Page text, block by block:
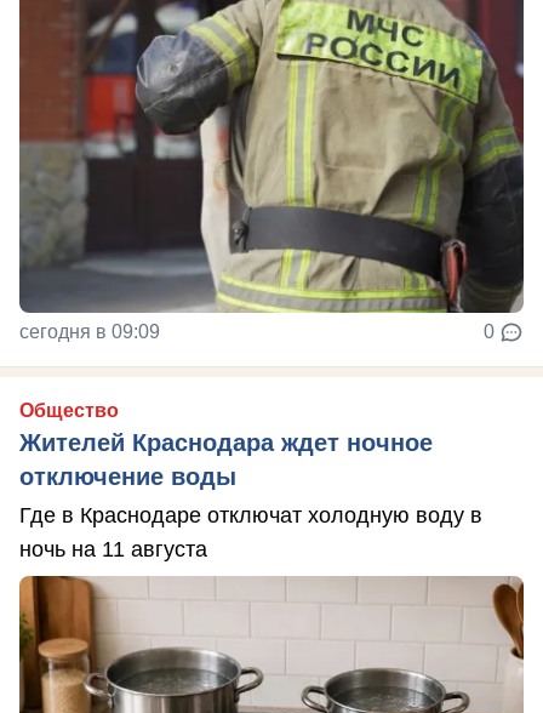
сегодня в 09:09 0
Общество
Жителей Краснодара ждет ночное
отключение воды
Где в Краснодаре отключат холодную воду в
ночь на 11 августа